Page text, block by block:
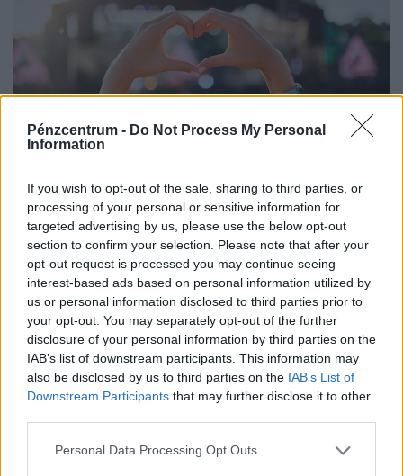
Pénzcentrum - Do Not Process My Personal
Information
If you wish to opt-out of the sale, sharing to third parties, or
processing of your personal or sensitive information for
targeted advertising by us, please use the below opt-out
section to confirm your selection. Please note that after your
opt-out request is processed you may continue seeing
interest-based ads based on personal information utilized by
us or personal information disclosed to third parties prior to
your opt-out. You may separately opt-out of the further
disclosure of your personal information by third parties on the
IAB’s list of downstream participants. This information may
also be disclosed by us to third parties on the IAB’s List of
Downstream Participants that may further disclose it to other
Personal Data Processing Opt Outs
energiaválság miatt? Megszólalt Gerendai
Károly, erre a forgatókönyvre készülnek
A Sziget szervezői szerint a fesztiválozóknak nem kell
áram- vagy vízellátási problémáktól tartaniuk.